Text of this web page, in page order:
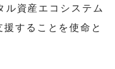
資産エコシステム
することを使命と